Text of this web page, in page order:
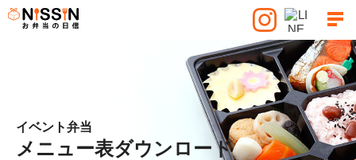
イベント弁当
メニュー表ダウンロード